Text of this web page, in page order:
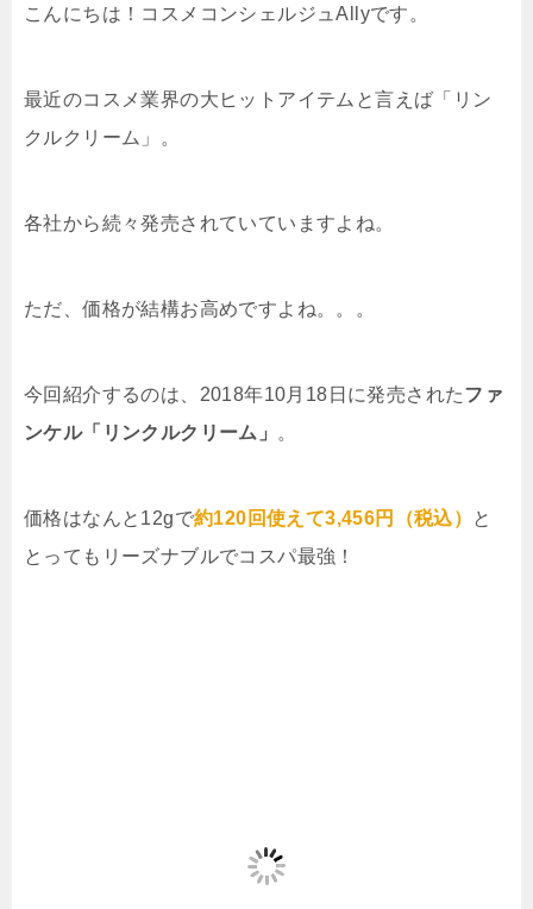
こんにちは！コスメコンシェルジュAllyです。
最近のコスメ業界の大ヒットアイテムと言えば「リン
クルクリーム」。
各社から続々発売されていていますよね。
ただ、価格が結構お高めですよね。。。
今回紹介するのは、2018年10月18日に発売されたファ
ンケル「リンクルクリーム」
。
価格はなんと12gで約120回使えて3,456円（税込）
と
とってもリーズナブルでコスパ最強！